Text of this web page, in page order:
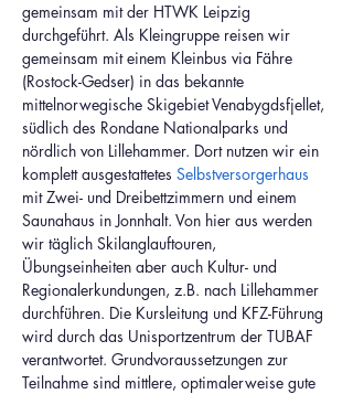
gemeinsam mit der HTWK Leipzig
durchgeführt. Als Kleingruppe reisen wir
gemeinsam mit einem Kleinbus via Fähre
(Rostock-Gedser) in das bekannte
mittelnorwegische Skigebiet Venabygdsfjellet,
südlich des Rondane Nationalparks und
nördlich von Lillehammer. Dort nutzen wir ein
komplett ausgestattetes Selbstversorgerhaus
mit Zwei- und Dreibettzimmern und einem
Saunahaus in Jonnhalt. Von hier aus werden
wir täglich Skilanglauftouren,
Übungseinheiten aber auch Kultur- und
Regionalerkundungen, z.B. nach Lillehammer
durchführen. Die Kursleitung und KFZ-Führung
wird durch das Unisportzentrum der TUBAF
verantwortet. Grundvoraussetzungen zur
Teilnahme sind mittlere, optimalerweise gute